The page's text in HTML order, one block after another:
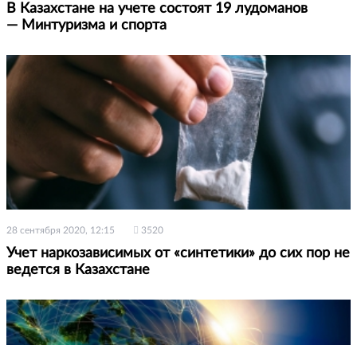
В Казахстане на учете состоят 19 лудоманов
— Минтуризма и спорта
28 сентября 2020, 12:15 3520
Учет наркозависимых от «синтетики» до сих пор не
ведется в Казахстане